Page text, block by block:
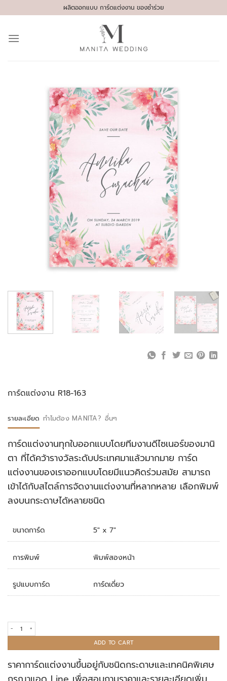
to
ผลิตออกแบบ การ์ดแต่งงาน ของชำร่วย
การ์ดแต่งงาน R18-163
รายละเอียด ทำไมต้อง MANITA? อื่นๆ
การ์ดแต่งงานทุกใบออกแบบโดยทีมงานดีไซเนอร์ของมานิ
ตา ที่ได้คว้ารางวัลระดับประเทศมาแล้วมากมาย การ์ด
แต่งงานของเราออกแบบโดยมีแนวคิดร่วมสมัย สามารถ
เข้าได้กับสไตล์การจัดงานแต่งงานที่หลากหลาย เลือกพิมพ์
ลงบนกระดาษได้หลายชนิด
ขนาดการ์ด 5" x 7"
การพิมพ์ พิมพ์สองหน้า
รูปแบบการ์ด การ์ดเดี่ยว
การ์ดแต่งงาน R18-163 quantity
ADD TO CART
ราคาการ์ดแต่งงานขึ้นอยู่กับชนิดกระดาษและเทคนิคพิเศษ